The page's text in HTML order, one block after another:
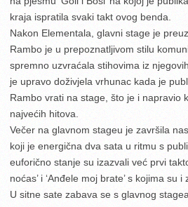
kraja ispratila svaki takt ovog benda.
Nakon Elementala, glavni stage je
Rambo je u prepoznatljivom stilu
spremno uzvraćala stihovima iz
je upravo doživjela vrhunac kada je
Rambo vrati na stage, što je i napravio
najvećih hitova.
Večer na glavnom stageu je završila
koji je energična dva sata u ritmu s
euforično stanje su izazvali već prvi
noćas’ i ‘Anđele moj brate’ s kojima su
U sitne sate zabava se s glavnog